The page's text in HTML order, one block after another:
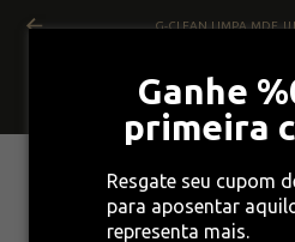
Ganhe
primeira
Resgate seu cupom
para aposentar
representa mais.
G-CLEAN LIMPA MDF,